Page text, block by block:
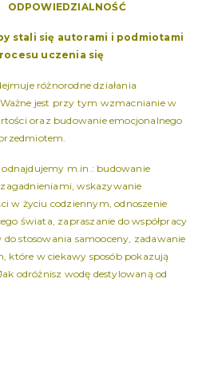
stali się autorami i podmiotami
uczenia się
różnorodne działania
jest przy tym wzmacnianie w
oraz budowanie emocjonalnego
m.in.: budowanie
wskazywanie
w życiu codziennym, odnoszenie
świata, zapraszanie do współpracy
stosowania samooceny, zadawanie
które w ciekawy sposób pokazują
odróżnisz wodę destylowaną od